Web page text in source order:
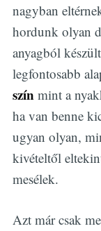
nagyban
hordunk olyan
anyagból
legfontosabb
szín mint a
ha van benne
ugyan olyan,
kivételtől
mesélek.
Azt már csak